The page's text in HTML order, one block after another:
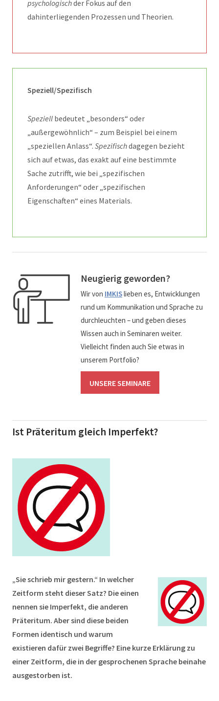
psychologischder Fokus auf den
dahinterliegenden Prozessen und Theorien.
Speziell/Spezifisch
Speziell bedeutet „besonders“ oder
„außergewöhnlich“ – zum Beispiel bei einem
„speziellen Anlass“. Spezifischdagegen bezieht
sich auf etwas, das exakt auf eine bestimmte
Sache zutrifft, wie bei „spezifischen
Anforderungen“ oder „spezifischen
Eigenschaften“ eines Materials.
Neugierig geworden?
Wir von IMKISlieben es, Entwicklungen
rund um Kommunikation und Sprache zu
durchleuchten – und geben dieses
Wissen auch in Seminaren weiter.
Vielleicht finden auch Sie etwas in
unserem Portfolio?
UNSERE SEMINARE
Ist Präteritum gleich Imperfekt?
„Sie schrieb mir gestern.“ In welcher
Zeitform steht dieser Satz? Die einen
nennen sie Imperfekt, die anderen
Präteritum. Aber sind diese beiden
Formen identisch und warum
existieren dafür zwei Begriffe? Eine kurze Erklärung zu
einer Zeitform, die in der gesprochenen Sprache beinahe
ausgestorben ist.